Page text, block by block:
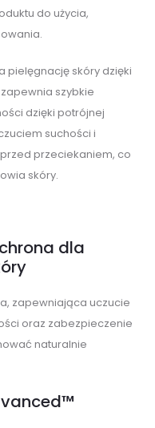
do użycia,
pielęgnację skóry dzięki
szybkie
dzięki potrójnej
suchości i
przeciekaniem, co
skóry.
dla
zapewniająca uczucie
oraz zabezpieczenie
naturalnie